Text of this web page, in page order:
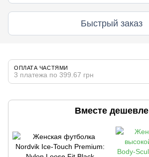
Быстрый заказ
ОПЛАТА ЧАСТЯМИ
3 платежа по 399.67 грн
Вместе дешевле